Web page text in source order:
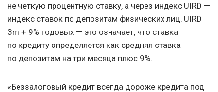
не четкую процентную ставку, а через индекс UIRD —
индекс ставок по депозитам физических лиц. UIRD
3m + 9% годовых — это означает, что ставка
по кредиту определяется как средняя ставка
по депозитам на три месяца плюс 9%.
«Беззалоговый кредит всегда дороже кредита под